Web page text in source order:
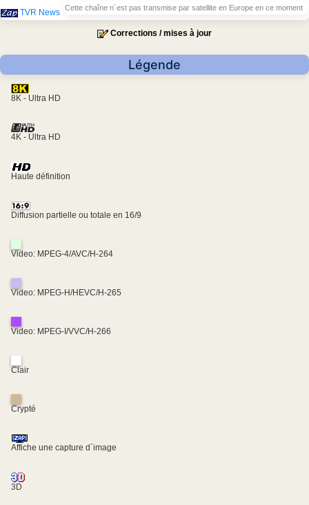
TVR News Cette chaîne n´est pas transmise par satellite en Europe en ce moment
Corrections / mises à jour
Légende
8K - Ultra HD
4K - Ultra HD
Haute définition
Diffusion partielle ou totale en 16/9
Video: MPEG-4/AVC/H-264
Video: MPEG-H/HEVC/H-265
Video: MPEG-I/VVC/H-266
Clair
Crypté
Affiche une capture d´image
3D